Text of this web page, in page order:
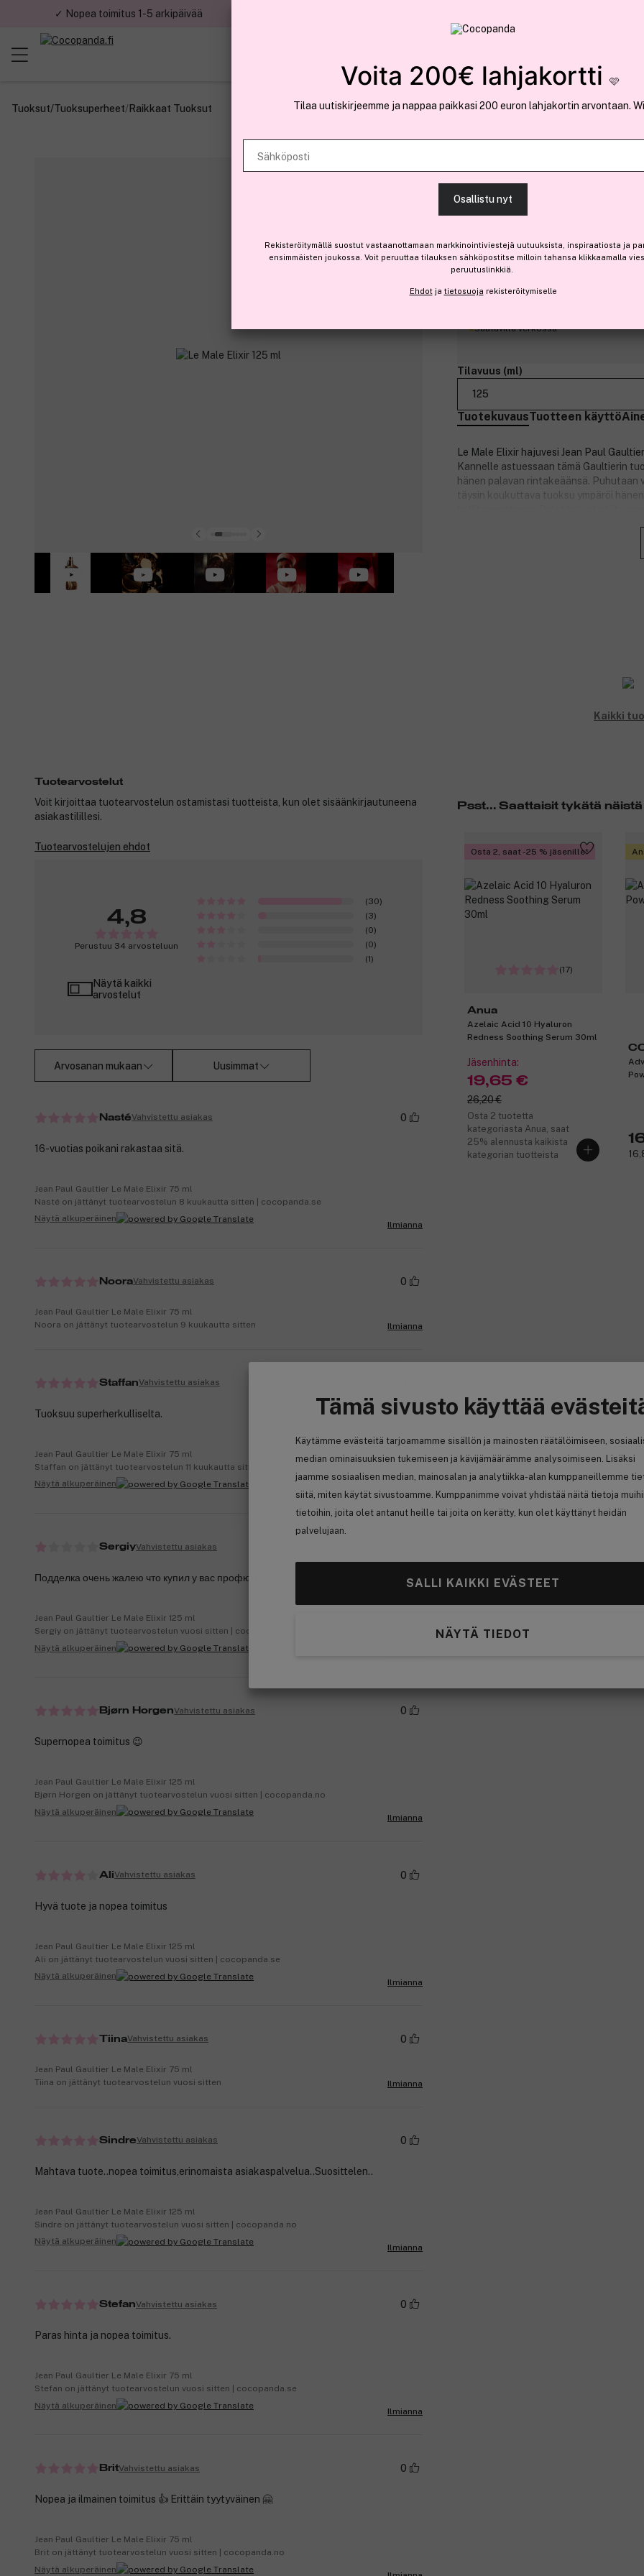
Tämä sivusto käyttää
Käytämme evästeitä tarjoamamme sisällön ja mainosten räätälöimiseen,
median ominaisuuksien tukemiseen ja kävijämäärämme analysoimiseen. Lisäksi
jaamme sosiaalisen median, mainosalan ja analytiikka-alan kumppaneillemme
siitä, miten käytät sivustoamme. Kumppanimme voivat yhdistää näitä tietoja
tietoihin, joita olet antanut heille tai joita on kerätty, kun olet käyttänyt heidän
palvelujaan.
SALLI KAIKKI EVÄSTEET
NÄYTÄ TIEDOT
✓ Nopea toimitus 1-5 arkipäivää
Tuoksut/Tuoksuperheet/Raikkaat Tuoksut
Jean Paul
Le Male Elixir 125 ml
128,80 €
Saatavilla verkossa
Tilavuus (ml)
125
TuotekuvausTuotteen käyttö
Le Male Elixir hajuvesi Jean Paul
Kannelle astuessaan tämä Gaultierin
hänen palavan rintakeäänsä. Puhutaan
täysin koukuttava tuoksu ympäröi
Ikonisen pakkauksen lämmöstä tämä
Intohimoinen metalli. Sively elegantilla
Räjähdys raikasta minttua ja
Kaikki
Psst... Saattaisit tykätä näistä
Osta 2, saat -25 % jäsenille
(17)
Anua
Azelaic Acid 10 Hyaluron
Redness Soothing Serum 30ml
Jäsenhinta:
19,65 €
26,20 €
Osta 2 tuotetta
kategoriasta Anua, saat
25% alennusta kaikista
kategorian tuotteista
Tuotearvostelut
Voit kirjoittaa tuotearvostelun ostamistasi tuotteista, kun olet sisäänkirjautuneena
asiakastilillesi.
Tuotearvostelujen ehdot
4,8
Perustuu 34 arvosteluun
(30)
(3)
(0)
(0)
(1)
Näytä kaikki
arvostelut
Arvosanan mukaan Uusimmat
NastéVahvistettu asiakas 0
16-vuotias poikani rakastaa sitä.
Jean Paul Gaultier Le Male Elixir 75 ml
Nasté on jättänyt tuotearvostelun 8 kuukautta sitten | cocopanda.se
Näytä alkuperäinen
Ilmianna
NooraVahvistettu asiakas 0
Jean Paul Gaultier Le Male Elixir 75 ml
Noora on jättänyt tuotearvostelun 9 kuukautta sitten
Ilmianna
StaffanVahvistettu asiakas
Tuoksuu superherkulliselta.
Jean Paul Gaultier Le Male Elixir 75 ml
Staffan on jättänyt tuotearvostelun 11 kuukautta sitten | cocopanda.se
Näytä alkuperäinen
Ilmianna
SergiyVahvistettu asiakas
Подделка очень жалею что купил у вас профюм
Jean Paul Gaultier Le Male Elixir 125 ml
Sergiy on jättänyt tuotearvostelun vuosi sitten | cocopanda.no
Näytä alkuperäinen
Bjørn HorgenVahvistettu asiakas 0
Supernopea toimitus 😉
Jean Paul Gaultier Le Male Elixir 125 ml
Bjørn Horgen on jättänyt tuotearvostelun vuosi sitten | cocopanda.no
Näytä alkuperäinen
Ilmianna
AliVahvistettu asiakas 0
Hyvä tuote ja nopea toimitus
Jean Paul Gaultier Le Male Elixir 125 ml
Ali on jättänyt tuotearvostelun vuosi sitten | cocopanda.se
Näytä alkuperäinen
Ilmianna
TiinaVahvistettu asiakas 0
Jean Paul Gaultier Le Male Elixir 75 ml
Tiina on jättänyt tuotearvostelun vuosi sitten
Ilmianna
SindreVahvistettu asiakas 0
Mahtava tuote..nopea toimitus,erinomaista asiakaspalvelua..Suosittelen..
Jean Paul Gaultier Le Male Elixir 125 ml
Sindre on jättänyt tuotearvostelun vuosi sitten | cocopanda.no
Näytä alkuperäinen
Ilmianna
StefanVahvistettu asiakas 0
Paras hinta ja nopea toimitus.
Jean Paul Gaultier Le Male Elixir 75 ml
Stefan on jättänyt tuotearvostelun vuosi sitten | cocopanda.se
Näytä alkuperäinen
Ilmianna
BritVahvistettu asiakas 0
Nopea ja ilmainen toimitus 👍 Erittäin tyytyväinen 🤗
Jean Paul Gaultier Le Male Elixir 75 ml
Brit on jättänyt tuotearvostelun vuosi sitten | cocopanda.no
Näytä alkuperäinen
Voita 200€ lahjakortti 🩷
Tilaa uutiskirjeemme ja nappaa paikkasi 200 euron lahjakortin arvontaan.
Sähköposti
Osallistu nyt
Rekisteröitymällä suostut vastaanottamaan markkinointiviestejä uutuuksista, inspiraatiosta ja
ensimmäisten joukossa. Voit peruuttaa tilauksen sähköpostitse milloin tahansa klikkaamalla
peruutuslinkkiä.
Ehdotja tietosuoja rekisteröitymiselle